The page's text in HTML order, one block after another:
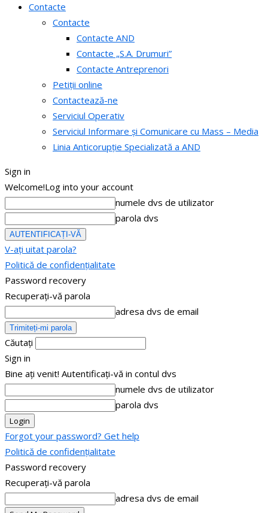
Contacte
Contacte
Contacte AND
Contacte „S.A. Drumuri”
Contacte Antreprenori
Petiții online
Contactează-ne
Serviciul Operativ
Serviciul Informare și Comunicare cu Mass – Media
Linia Anticorupție Specializată a AND
Sign in
Welcome!Log into your account
numele dvs de utilizator
parola dvs
V-ați uitat parola?
Politică de confidențialitate
Password recovery
Recuperați-vă parola
adresa dvs de email
Căutați
Sign in
Bine ați venit! Autentificați-vă in contul dvs
numele dvs de utilizator
parola dvs
Forgot your password? Get help
Politică de confidențialitate
Password recovery
Recuperați-vă parola
adresa dvs de email